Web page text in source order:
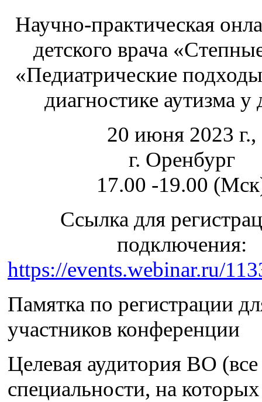
Научно-практическая
детского врача
«Педиатрические
диагностике аутизма у
20 июня 2023 г.,
г. Оренбург
17.00 -19.00
Ссылка для
подключения:
https://events.webinar.ru/
Памятка по регистрации
участников конференции
Целевая аудитория ВО (все
специальности, на которых